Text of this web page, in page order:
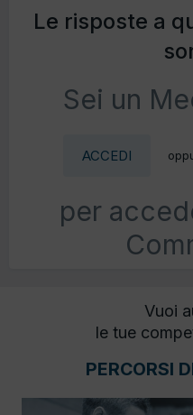
Le risposte a
Sei un
ACCEDI
per
Vuoi
le tue
PERCORSI